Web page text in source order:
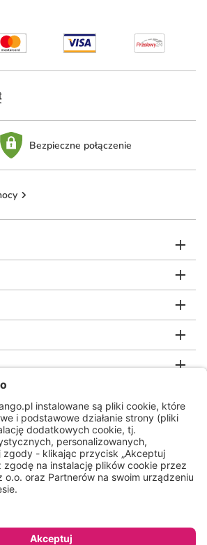
Bezpieczne połączenie
limango.de limango.nl